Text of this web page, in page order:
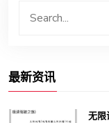
最新资讯
无限